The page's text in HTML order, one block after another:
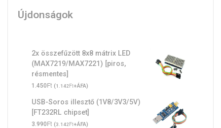
Újdonságok
2x összefűzött 8x8 mátrix LED
(MAX7219/MAX7221) [piros,
résmentes]
1.450Ft (1.142Ft+ÁFA)
USB-Soros illesztő (1V8/3V3/5V)
[FT232RL chipset]
3.990Ft (3.142Ft+ÁFA)